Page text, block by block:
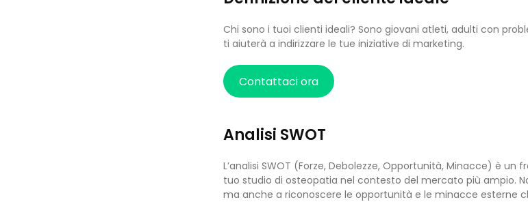
Chi sono i tuoi clienti ideali? Sono giovani atleti, adulti con
ti aiuterà a indirizzare le tue iniziative di marketing.
Contattaci ora
Analisi SWOT
L’analisi SWOT (Forze, Debolezze, Opportunità, Minacce) è
tuo studio di osteopatia nel contesto del mercato più ampio.
ma anche a riconoscere le opportunità e le minacce esterne